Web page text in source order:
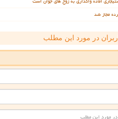
مجاز شد
در مورد این مطلب